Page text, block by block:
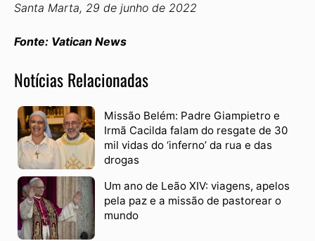
Santa Marta, 29 de junho de 2022
Fonte: Vatican News
Notícias Relacionadas
Missão Belém: Padre Giampietro e
Irmã Cacilda falam do resgate de 30
mil vidas do ‘inferno’ da rua e das
drogas
Um ano de Leão XIV: viagens, apelos
pela paz e a missão de pastorear o
mundo